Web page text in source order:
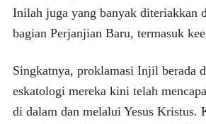
Inilah juga yang banyak diteriakkan
bagian Perjanjian Baru, termasuk
Singkatnya, proklamasi Injil berada
eskatologi mereka kini telah
di dalam dan melalui Yesus Kristus.